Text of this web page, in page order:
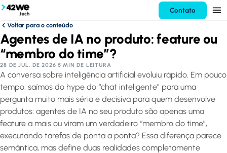
Contato
Voltar para o conteúdo
Agentes de IA no produto: feature ou
“membro do time”?
28 DE JUL. DE 2026 5 MIN DE LEITURA
A conversa sobre inteligência artificial evoluiu rápido. Em pouco
tempo, saímos do hype do “chat inteligente” para uma
pergunta muito mais séria e decisiva para quem desenvolve
produtos: agentes de IA no seu produto são apenas uma
feature a mais ou viram um verdadeiro “membro do time”,
executando tarefas de ponta a ponta? Essa diferença parece
semântica, mas define duas realidades completamente